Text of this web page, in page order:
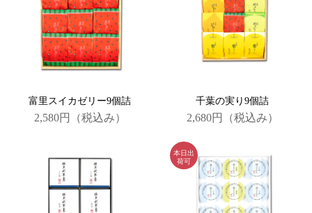
富里スイカゼリー9個詰
2,580円 （税込み）
千葉の実り9個詰
2,680円 （税込み）